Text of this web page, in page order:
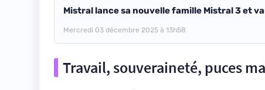
Mistral lance sa nouvelle famille Mistral 3 et
Mercredi 03 décembre 2025 à 13h58
Travail, souveraineté, puces